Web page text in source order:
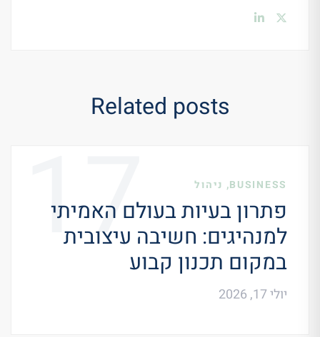
Related posts
17 BUSINESS
, ניהול
פתרון בעיות בעולם האמיתי
למנהיגים: חשיבה עיצובית
במקום תכנון קבוע
יולי 17, 2026